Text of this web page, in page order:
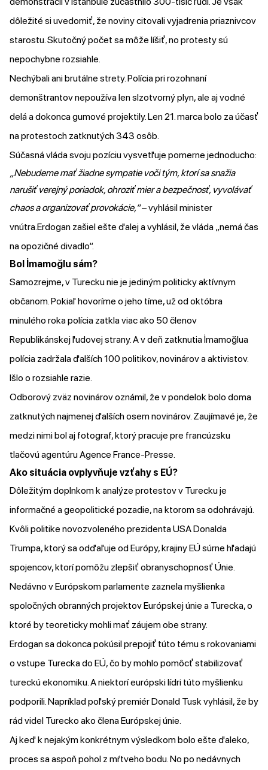
dôležité si uvedomiť, že noviny citovali vyjadrenia priaznivcov
starostu. Skutočný počet sa môže líšiť, no protesty sú
nepochybne rozsiahle.
Nechýbali ani brutálne strety. Polícia pri rozohnaní
demonštrantov nepoužíva len slzotvorný plyn, ale aj vodné
delá a dokonca gumové projektily. Len 21. marca bolo za účasť
na protestoch zatknutých343 osôb.
Súčasná vláda svoju pozíciu vysvetľuje pomerne jednoducho:
„Nebudeme mať žiadne sympatie voči tým, ktorí sa snažia
narušiť verejný poriadok, ohroziť mier a bezpečnosť, vyvolávať
chaos a organizovať provokácie,“–vyhlásilminister
vnútra.Erdogan zašiel ešte ďalej avyhlásil, že vláda „nemá čas
na opozičné divadlo“.
Bol İmamoğlu sám?
Samozrejme, v Turecku nie je jediným politicky aktívnym
občanom. Pokiaľ hovoríme o jeho tíme, už od októbra
minulého roka polícia zatkla viac ako 50 členov
Republikánskej ľudovej strany. A v deň zatknutia İmamoğlua
polícia zadržalaďalších 100 politikov, novinárov a aktivistov.
Išlo o rozsiahle razie.
Odborový zväz novinárov oznámil, že v pondelok bolo doma
zatknutých najmenej ďalších osem novinárov. Zaujímavé je, že
medzi nimi bol aj fotograf, ktorý pracuje pre francúzsku
tlačovú agentúru Agence France-Presse.
Ako situácia ovplyvňuje vzťahy s EÚ?
Dôležitým doplnkom k analýze protestov v Turecku je
informačné a geopolitické pozadie, na ktorom sa odohrávajú.
Kvôli politike novozvoleného prezidenta USA Donalda
Trumpa, ktorý sa odďaľuje od Európy, krajiny EÚ súrne hľadajú
spojencov, ktorí pomôžu zlepšiť obranyschopnosť Únie.
Nedávno v Európskom parlamente zaznelamyšlienka
spoločných obranných projektov Európskej únie a Turecka, o
ktoré by teoreticky mohli mať záujem obe strany.
Erdogan sa dokonca pokúsil prepojiť túto tému s rokovaniami
o vstupe Turecka do EÚ, čo by mohlo pomôcť stabilizovať
tureckú ekonomiku. A niektorí európski lídri túto myšlienku
podporili. Napríklad poľský premiér Donald Tuskvyhlásil, že by
rád videl Turecko ako člena Európskej únie.
Aj keď k nejakým konkrétnym výsledkom bolo ešte ďaleko,
proces sa aspoň pohol z mŕtveho bodu. No po nedávnych